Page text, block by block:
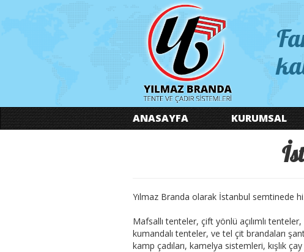
ANASAYFA KURUMSAL
Yılmaz Branda olarak İstanbul semtinede
Mafsallı tenteler, çift yönlü açılımlı
kumandalı tenteler, ve tel çit brandaları
kamp çadıları, kamelya sistemleri, kışlık